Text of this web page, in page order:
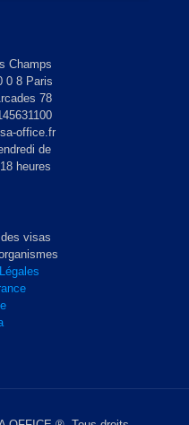
Champs
0 8 Paris
78
office.fr
de
heures
visas